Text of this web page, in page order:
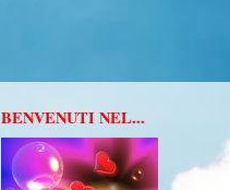
BENVENUTI NEL...